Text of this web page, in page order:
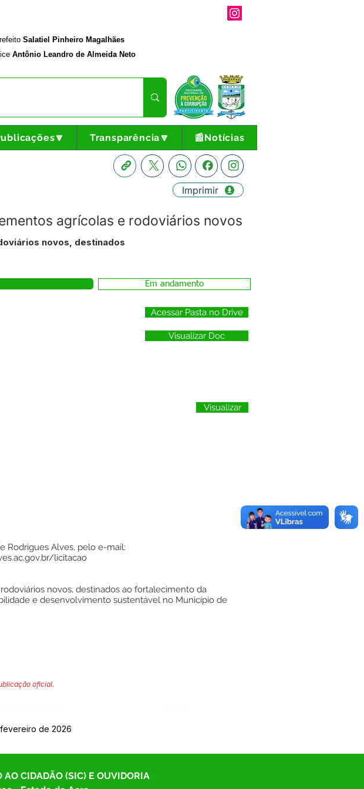
Salatiel Pinheiro Magalhães
Antônio Leandro de Almeida Neto
Transparência🔽 📰Notícias
agrícolas e rodoviários novos
Imprimir
novos, destinados
Em andamento
Acessar Pasta no Drive
Visualizar Doc
Visualizar
Rodrigues Alves, pelo e-mail:
licitacao
novos, destinados ao fortalecimento da
e desenvolvimento sustentável no Município de
oficial.
de 2026
AO CIDADÃO (SIC) E OUVIDORIA